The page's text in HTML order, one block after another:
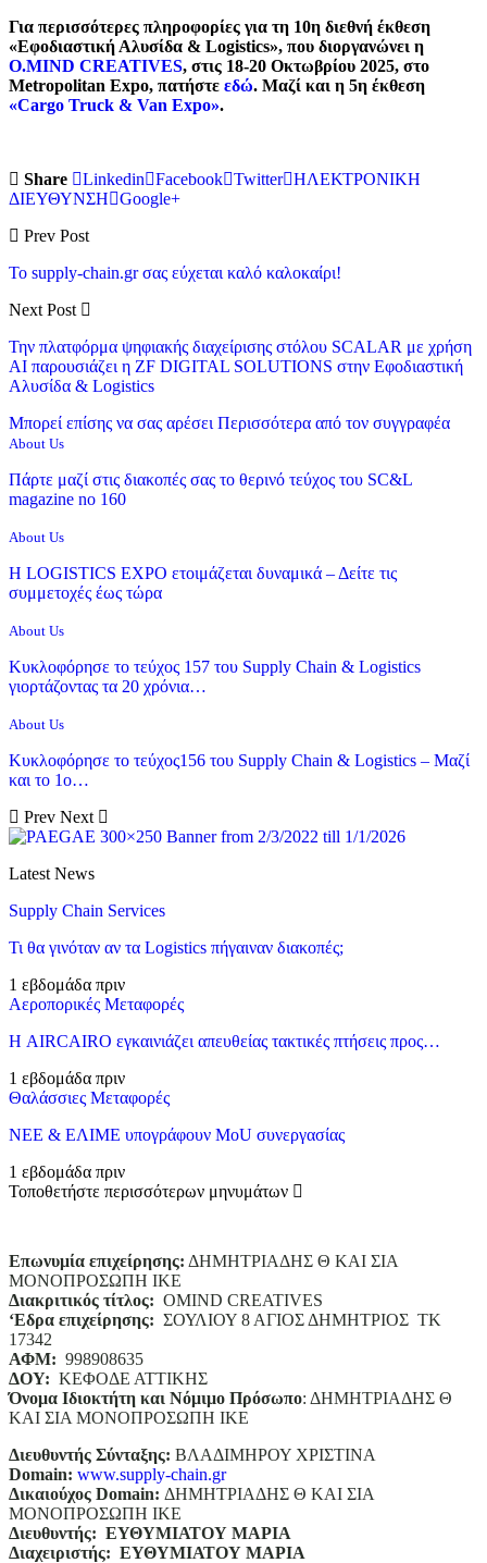
Για περισσότερες πληροφορίες για τη 10η διεθνή έκθεση
«Εφοδιαστική Αλυσίδα & Logistics», που διοργανώνει η
O.MIND CREATIVES, στις 18-20 Οκτωβρίου 2025, στο
Metropolitan Expo, πατήστε εδώ. Μαζί και η 5η έκθεση
«Cargo Truck & Van Expo».
Share Linkedin Facebook Twitter ΗΛΕΚΤΡΟΝΙΚΗ
ΔΙΕΥΘΥΝΣΗ
Google+
Prev Post
To supply-chain.gr σας εύχεται καλό καλοκαίρι!
Next Post
Την πλατφόρμα ψηφιακής διαχείρισης στόλου SCALAR με χρήση
ΑΙ παρουσιάζει η ZF DIGITAL SOLUTIONS στην Εφοδιαστική
Αλυσίδα & Logistics
Μπορεί επίσης να σας αρέσει Περισσότερα από τον συγγραφέα
About Us
Πάρτε μαζί στις διακοπές σας το θερινό τεύχος του SC&L
magazine no 160
About Us
Η LOGISTICS EXPO ετοιμάζεται δυναμικά – Δείτε τις
συμμετοχές έως τώρα
About Us
Κυκλοφόρησε το τεύχος 157 του Supply Chain & Logistics
γιορτάζοντας τα 20 χρόνια…
About Us
Κυκλοφόρησε το τεύχος156 του Supply Chain & Logistics – Μαζί
και το 1ο…
Prev Next
Latest News
Supply Chain Services
Τι θα γινόταν αν τα Logistics πήγαιναν διακοπές;
1 εβδομάδα πριν
Αεροπορικές Μεταφορές
Η AIRCAIRO εγκαινιάζει απευθείας τακτικές πτήσεις προς…
1 εβδομάδα πριν
Θαλάσσιες Μεταφορές
ΝΕΕ & ΕΛΙΜΕ υπογράφουν MoU συνεργασίας
1 εβδομάδα πριν
Τοποθετήστε περισσότερων μηνυμάτων
Επωνυμία επιχείρησης: ΔΗΜΗΤΡΙΑΔΗΣ Θ ΚΑΙ ΣΙΑ
ΜΟΝΟΠΡΟΣΩΠΗ ΙΚΕ
Διακριτικός τίτλος: ΟΜΙΝD CREATIVES
‘Eδρα επιχείρησης: ΣΟΥΛΙΟΥ 8 ΑΓΙΟΣ ΔΗΜΗΤΡΙΟΣ ΤΚ
17342
ΑΦΜ: 998908635
ΔΟΥ: ΚΕΦΟΔΕ ΑΤΤΙΚΗΣ
Όνομα Ιδιοκτήτη και Νόμιμο Πρόσωπο: ΔΗΜΗΤΡΙΑΔΗΣ Θ
ΚΑΙ ΣΙΑ ΜΟΝΟΠΡΟΣΩΠΗ ΙΚΕ
Διευθυντής Σύνταξης: ΒΛΑΔΙΜΗΡΟΥ ΧΡΙΣΤΙΝΑ
Domain: www.supply-chain.gr
Δικαιούχος Domain: ΔΗΜΗΤΡΙΑΔΗΣ Θ ΚΑΙ ΣΙΑ
ΜΟΝΟΠΡΟΣΩΠΗ ΙΚΕ
Διευθυντής: ΕΥΘΥΜΙΑΤΟΥ ΜΑΡΙΑ
Διαχειριστής: ΕΥΘΥΜΙΑΤΟΥ ΜΑΡΙΑ